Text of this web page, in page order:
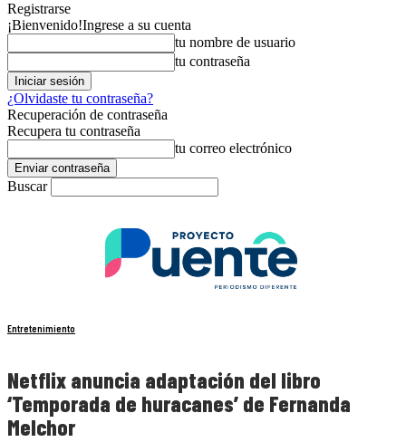
Registrarse
¡Bienvenido!Ingrese a su cuenta
tu nombre de usuario
tu contraseña
¿Olvidaste tu contraseña?
Recuperación de contraseña
Recupera tu contraseña
tu correo electrónico
Buscar
Entretenimiento
Netflix anuncia adaptación del libro
‘Temporada de huracanes’ de Fernanda
Melchor